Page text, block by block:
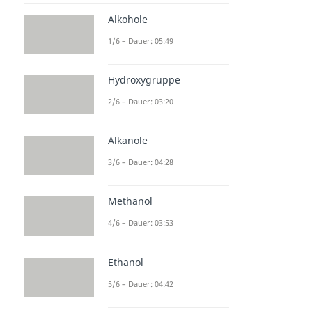
Alkohole
1/6 – Dauer: 05:49
Hydroxygruppe
2/6 – Dauer: 03:20
Alkanole
3/6 – Dauer: 04:28
Methanol
4/6 – Dauer: 03:53
Ethanol
5/6 – Dauer: 04:42